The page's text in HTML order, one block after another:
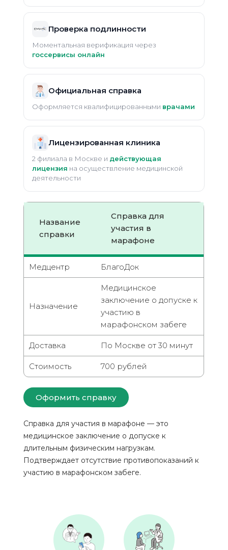
Проверка подлинности
Моментальная верификация через
госсервисы онлайн
Официальная справка
Оформляется квалифицированными врачами
Лицензированная клиника
2 филиала в Москве и действующая
лицензия на осуществление медицинской
деятельности
Название
справки
Справка для
участия в
марафоне
Медцентр БлагоДок
Назначение
Медицинское
заключение о допуске к
участию в
марафонском забеге
Доставка По Москве от 30 минут
Стоимость 700 рублей
Оформить справку
Справка для участия в марафоне — это
медицинское заключение о допуске к
длительным физическим нагрузкам.
Подтверждает отсутствие противопоказаний к
участию в марафонском забеге.